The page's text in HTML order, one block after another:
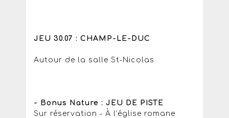
JEU 30.07 : CHAMP-LE-DUC
Autour de la salle St-Nicolas
- Bonus Nature : JEU DE PISTE
Sur réservation - À l’église romane